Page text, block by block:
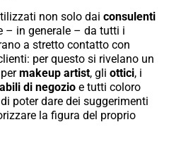
non solo dai consulenti
– in generale – da tutti i
a stretto contatto con
per questo si rivelano un
makeup artist, gli ottici, i
di negozio e tutti coloro
poter dare dei suggerimenti
la figura del proprio